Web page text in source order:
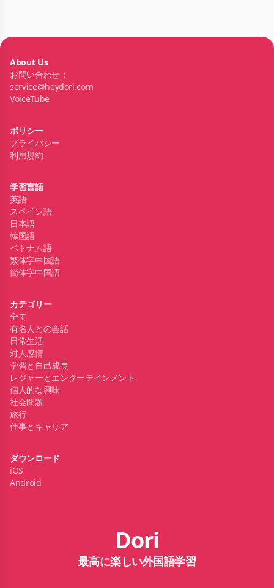
About Us
お問い合わせ：
service@heydori.com
VoiceTube
ポリシー
プライバシー
利用規約
学習言語
英語
スペイン語
日本語
韓国語
ベトナム語
繁体字中国語
簡体字中国語
カテゴリー
全て
有名人との会話
日常生活
対人感情
学習と自己成長
レジャーとエンターテインメント
個人的な興味
社会問題
旅行
仕事とキャリア
ダウンロード
iOS
Android
Dori
最高に楽しい外国語学習